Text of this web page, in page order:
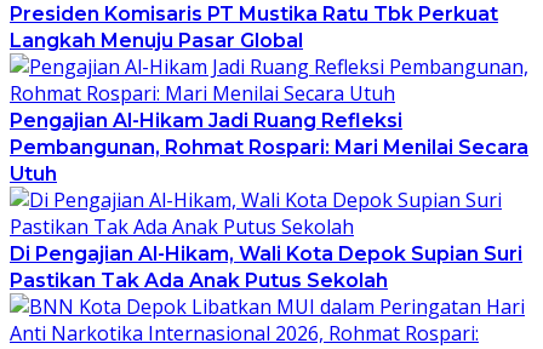
Presiden Komisaris PT Mustika Ratu Tbk Perkuat
Langkah Menuju Pasar Global
Pengajian Al-Hikam Jadi Ruang Refleksi
Pembangunan, Rohmat Rospari: Mari Menilai Secara
Utuh
Di Pengajian Al-Hikam, Wali Kota Depok Supian Suri
Pastikan Tak Ada Anak Putus Sekolah